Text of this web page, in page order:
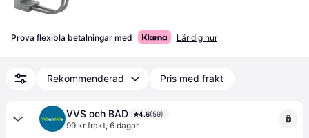
Prova flexibla betalningar med Lär dig hur
Rekommenderad Pris med frakt
VVS och BAD 4.6(59)
99 kr frakt, 6 dagar